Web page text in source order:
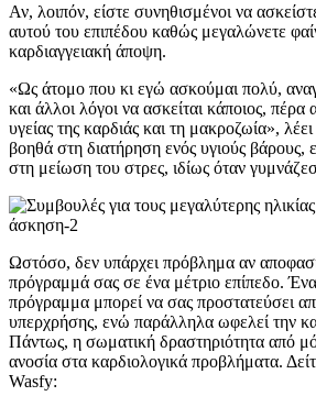
Αν, λοιπόν, είστε συνηθισμένοι να
αυτού του επιπέδου καθώς μεγαλώνετε
καρδιαγγειακή άποψη.
«Ως άτομο που κι εγώ ασκούμαι πολύ,
και άλλοι λόγοι να ασκείται κάποιος, πέρα
υγείας της καρδιάς και τη μακροζωία»,
βοηθά στη διατήρηση ενός υγιούς βάρους,
στη μείωση του στρες, ιδίως όταν
Ωστόσο, δεν υπάρχει πρόβλημα αν
πρόγραμμά σας σε ένα μέτριο επίπεδο. Ένα
πρόγραμμα μπορεί να σας προστατεύσει
υπερχρήσης, ενώ παράλληλα ωφελεί την
Πάντως, η σωματική δραστηριότητα από
ανοσία στα καρδιολογικά προβλήματα.
Wasfy: